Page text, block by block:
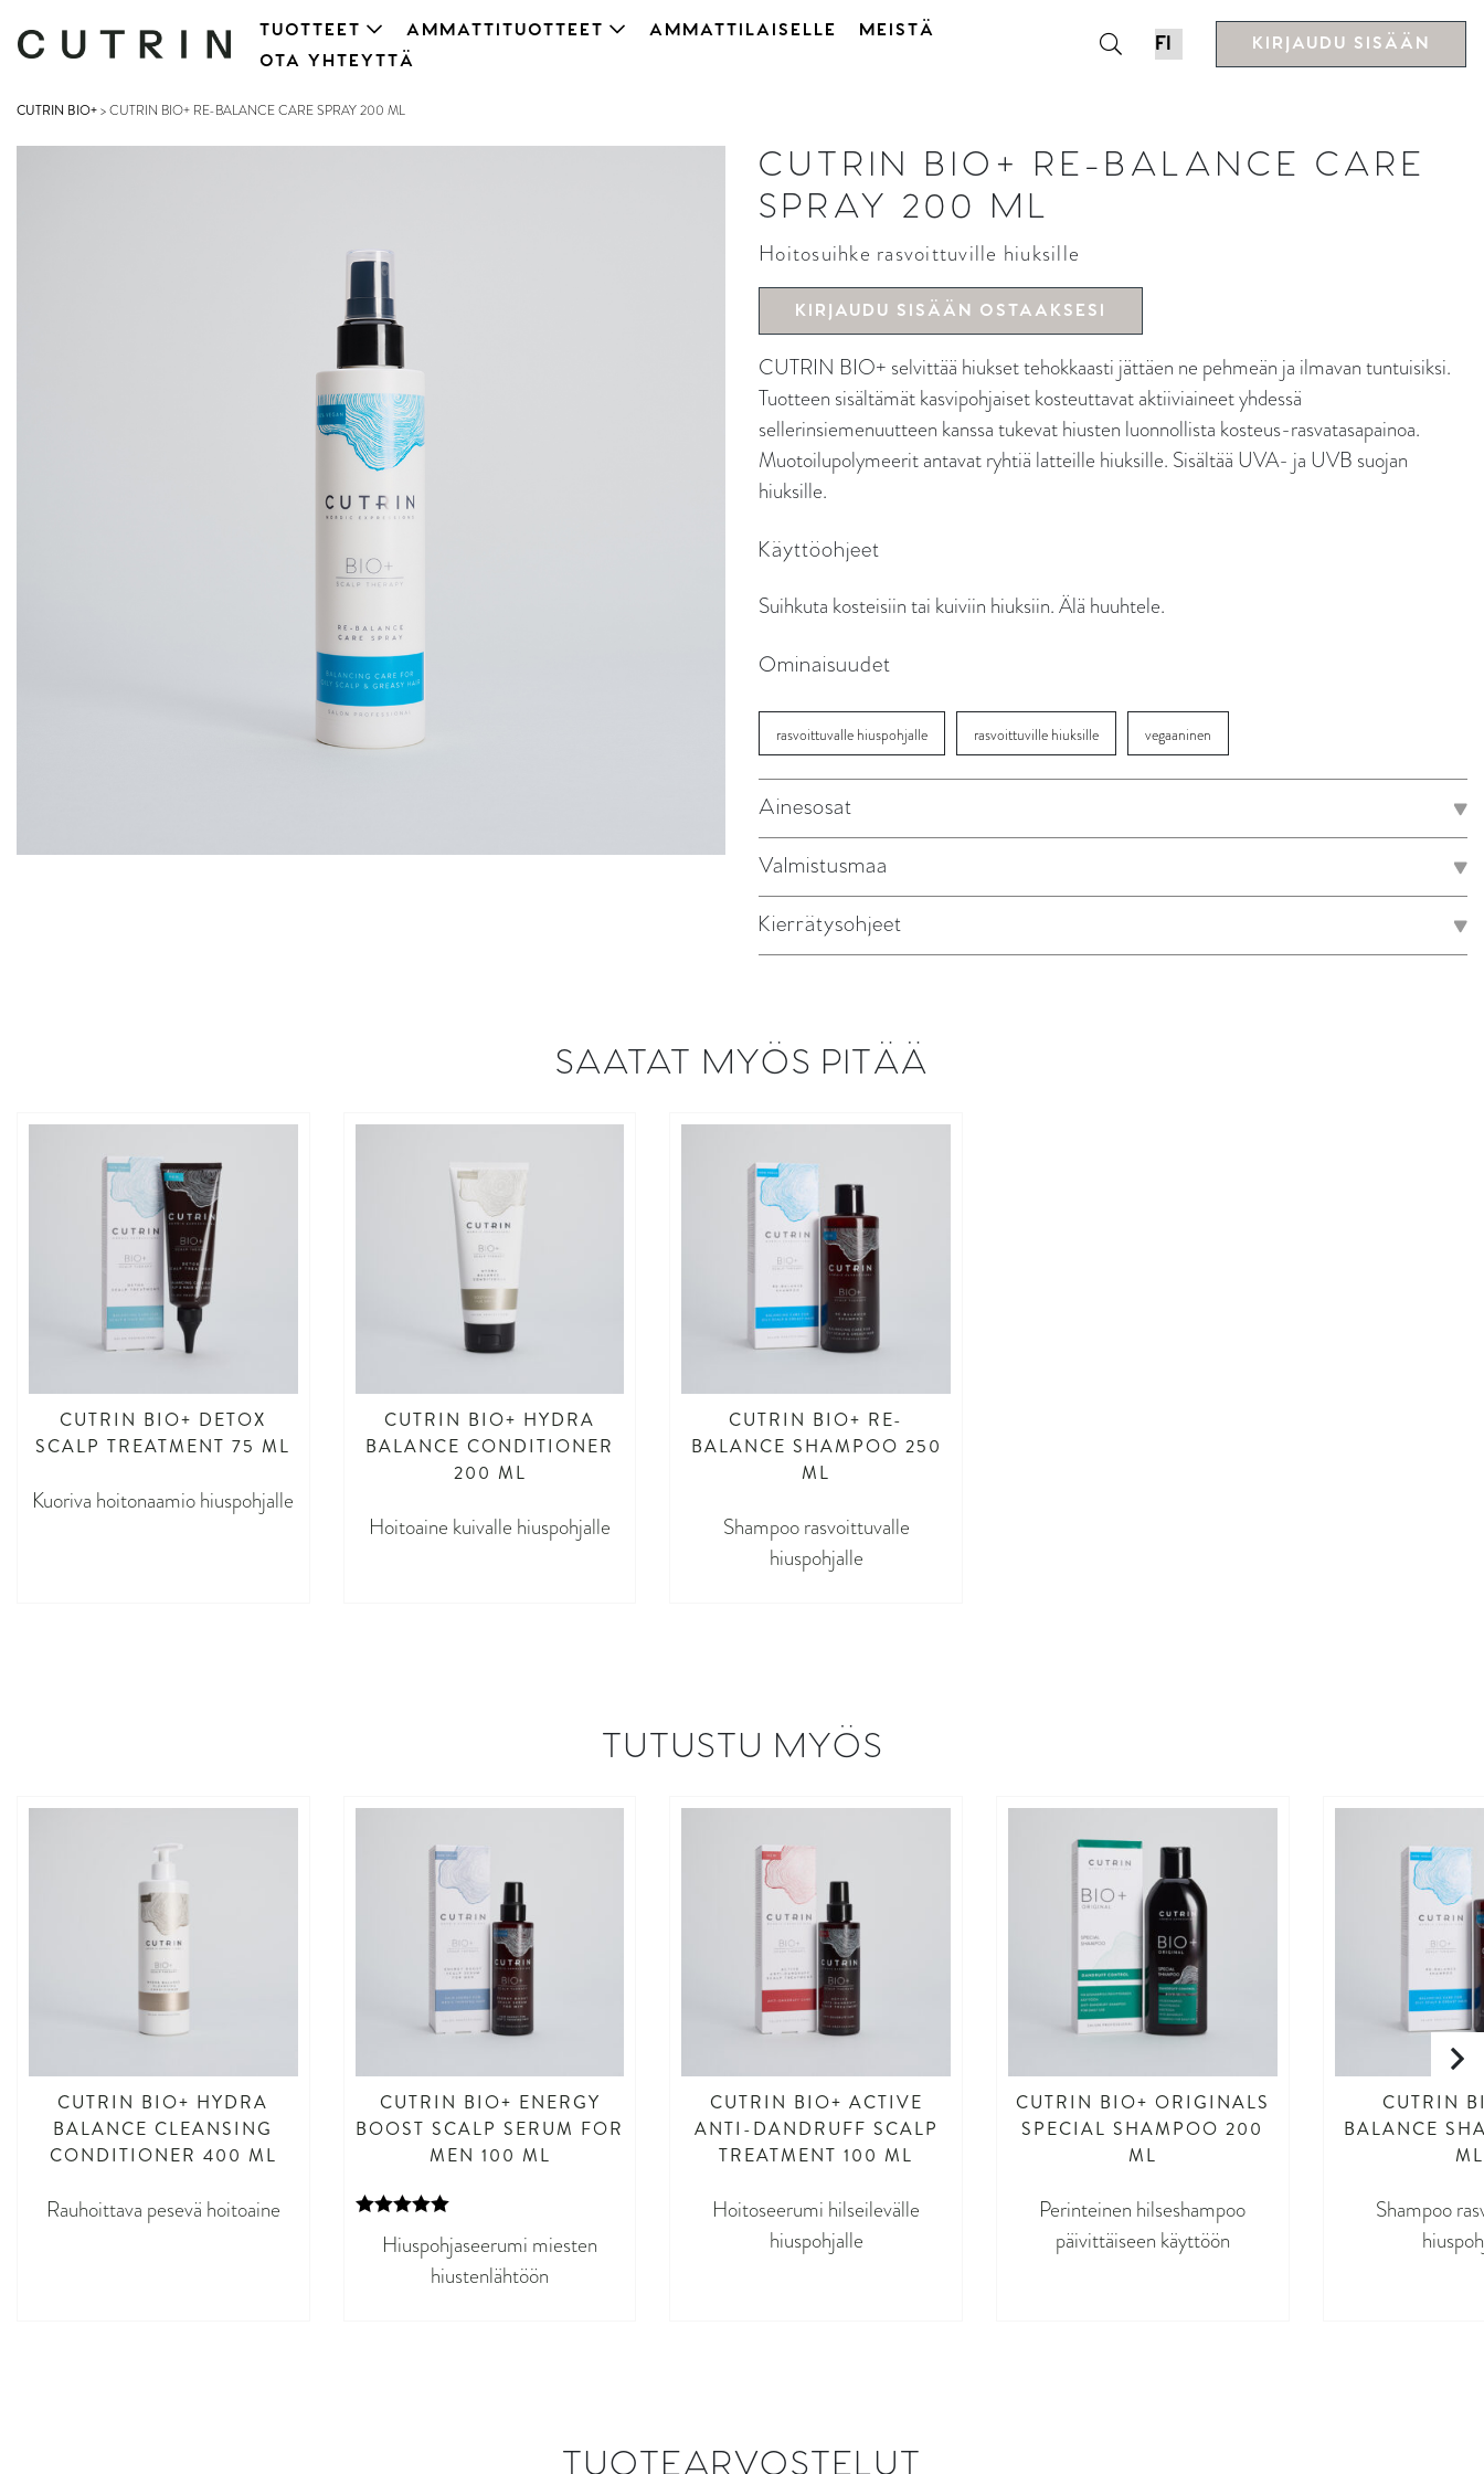
TUOTTEET AMMATTITUOTTEET AMMATTILAISELLE
MEISTÄ
OTA YHTEYTTÄ
KIRJAUDU SISÄÄN
CUTRIN BIO+>CUTRIN BIO+ RE-BALANCE CARE SPRAY 200 ML
CUTRIN BIO+ RE-BALANCE CARE
SPRAY 200 ML
Hoitosuihke rasvoittuville hiuksille
KIRJAUDU SISÄÄN OSTAAKSESI
CUTRIN BIO+ selvittää hiukset tehokkaasti jättäen ne pehmeän ja ilmavan tuntuisiksi.
Tuotteen sisältämät kasvipohjaiset kosteuttavat aktiiviaineet yhdessä
sellerinsiemenuutteen kanssa tukevat hiusten luonnollista kosteus-rasvatasapainoa.
Muotoilupolymeerit antavat ryhtiä latteille hiuksille. Sisältää UVA- ja UVB suojan
hiuksille.
Käyttöohjeet
Suihkuta kosteisiin tai kuiviin hiuksiin. Älä huuhtele.
Ominaisuudet
rasvoittuvalle hiuspohjalle rasvoittuville hiuksille vegaaninen
Ainesosat
Valmistusmaa
Kierrätysohjeet
SAATAT MYÖS PITÄÄ
CUTRIN BIO+ DETOX
SCALP TREATMENT 75 ML
Kuoriva hoitonaamio hiuspohjalle
CUTRIN BIO+ HYDRA
BALANCE CONDITIONER
200 ML
Hoitoaine kuivalle hiuspohjalle
CUTRIN BIO+ RE-
BALANCE SHAMPOO 250
ML
Shampoo rasvoittuvalle
hiuspohjalle
TUTUSTU MYÖS
CUTRIN BIO+ HYDRA
BALANCE CLEANSING
CONDITIONER 400 ML
Rauhoittava pesevä hoitoaine
CUTRIN BIO+ ENERGY
BOOST SCALP SERUM FOR
MEN 100 ML
tuotteesta:
Hiuspohjaseerumi miesten
hiustenlähtöön
CUTRIN BIO+ ACTIVE
ANTI-DANDRUFF SCALP
TREATMENT 100 ML
Hoitoseerumi hilseilevälle
hiuspohjalle
CUTRIN BIO+ ORIGINALS
SPECIAL SHAMPOO 200
ML
Perinteinen hilseshampoo
päivittäiseen käyttöön
CUTRIN
BALANCE
ML
Shampoo